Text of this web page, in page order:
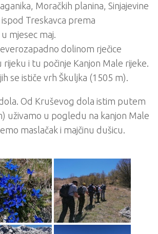
Moračkih planina, Sinjajevine
Treskavca prema
mjesec maj.
dolinom rječice
i tu počinje Kanjon Male rijeke.
se ističe vrh Škuljka (1505 m).
Od Kruševog dola istim putem
uživamo u pogledu na kanjon Male
maslačak i majčinu dušicu.